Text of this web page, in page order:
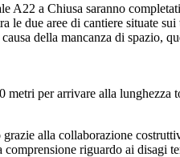
A22 a Chiusa saranno
due aree di cantiere situate
della mancanza di spazio,
metri per arrivare alla
alla collaborazione
riguardo ai disagi